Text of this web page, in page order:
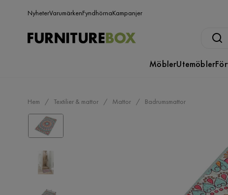
NyheterVarumärkenFyndhörnaKampanjer
MöblerUtemöbler
Hem Textilier & mattor Mattor Badrumsmattor